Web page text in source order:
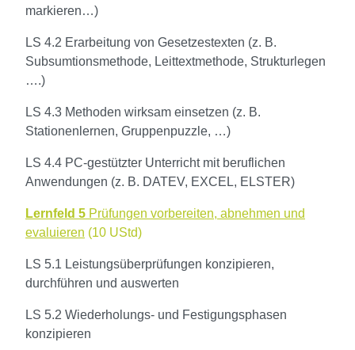
markieren…)
LS 4.2 Erarbeitung von Gesetzestexten (z. B.
Subsumtionsmethode, Leittextmethode, Strukturlegen
….)
LS 4.3 Methoden wirksam einsetzen (z. B.
Stationenlernen, Gruppenpuzzle, …)
LS 4.4 PC-gestützter Unterricht mit beruflichen
Anwendungen (z. B. DATEV, EXCEL, ELSTER)
Lernfeld 5 Prüfungen vorbereiten, abnehmen und
evaluieren (10 UStd)
LS 5.1 Leistungsüberprüfungen konzipieren,
durchführen und auswerten
LS 5.2 Wiederholungs- und Festigungsphasen
konzipieren